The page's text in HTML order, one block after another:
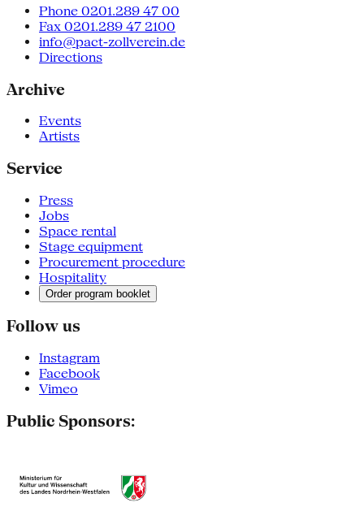
Phone 0201.289 47 00
Fax 0201.289 47 2100
info@pact-zollverein.de
Directions
Archive
Events
Artists
Service
Press
Jobs
Space rental
Stage equipment
Procurement procedure
Hospitality
Order program booklet
Follow us
Instagram
Facebook
Vimeo
Public Sponsors: